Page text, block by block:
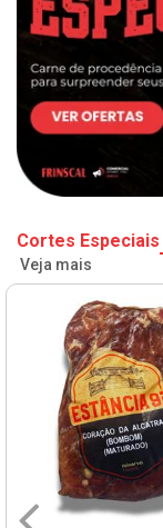
Cortes Especiais
Veja mais